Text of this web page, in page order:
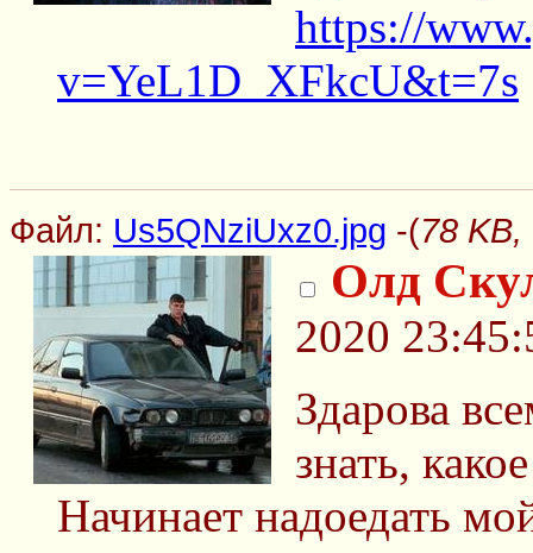
https://
v=YeL1D_XFkcU&t=7s
Файл: Us5QNziUxz0.jpg -(78
Олд
2020
Здарова
знать,
Начинает надоедать